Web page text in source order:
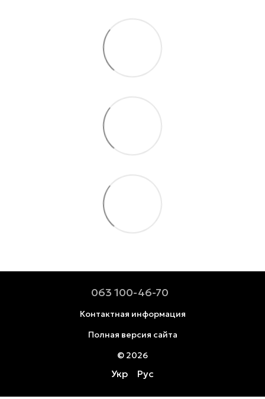
063 100-46-70
Контактная информация
Полная версия сайта
© 2026
Укр Рус